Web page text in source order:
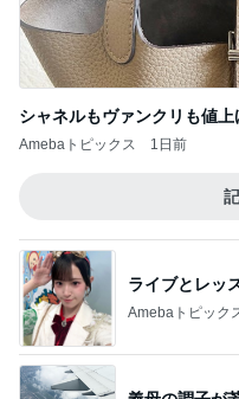
ライブとレッ
Amebaトピック
Amebaトピック
コストコで考
Amebaトピック